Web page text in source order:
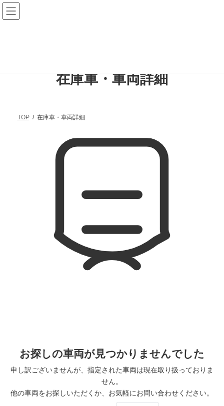
在庫車・車両詳細
TOP 在庫車・車両詳細
お探しの車両が見つかりませんでした
申し訳ございませんが、指定された車両は現在取り扱っておりま
せん。
他の車両をお探しいただくか、お気軽にお問い合わせください。